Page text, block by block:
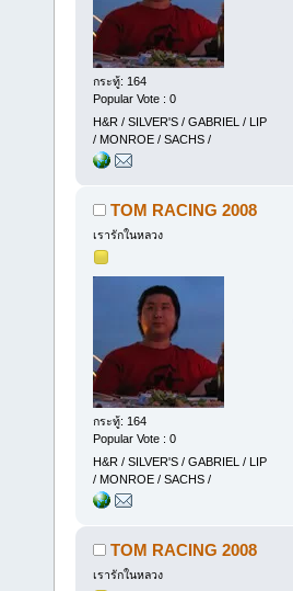
กระทู้: 164
Popular Vote : 0
H&R / SILVER'S / GABRIEL / LIP
/ MONROE / SACHS /
TOM RACING 2008
เรารักในหลวง
กระทู้: 164
Popular Vote : 0
H&R / SILVER'S / GABRIEL / LIP
/ MONROE / SACHS /
TOM RACING 2008
เรารักในหลวง